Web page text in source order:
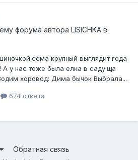
форума автора LISICHKA в
крупный выглядит года
А у нас тоже была елка в саду.ща
хоровод: Дима бычок Выбрала...
674 ответа
Обратная связь